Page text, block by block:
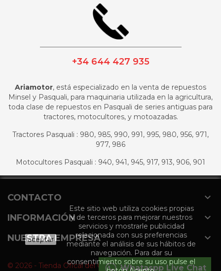
+34 644 427 935
Ariamotor, está especializado en la venta de repuestos
Minsel y Pasquali, para maquinaria utilizada en la agricultura,
toda clase de repuestos en Pasquali de series antiguas para
tractores, motocultores, y motoazadas.
Tractores Pasquali : 980, 985, 990, 991, 995, 980, 956, 971,
977, 986
Motocultores Pasquali : 940, 941, 945, 917, 913, 906, 901
CONTACTO 
INFORMACIÓN 
NUESTRA EMPRESA 
Whataspp Live Chat
aceptar
Este sitio web utiliza cookies propias
y de terceros para mejorar nuestros
servicios y mostrarle publicidad
relacionada con sus preferencias
mediante el análisis de sus hábitos de
navegación. Para dar su
consentimiento sobre su uso pulse el
© 2026 - Tienda Ofical del Grupo Agromaquinaria